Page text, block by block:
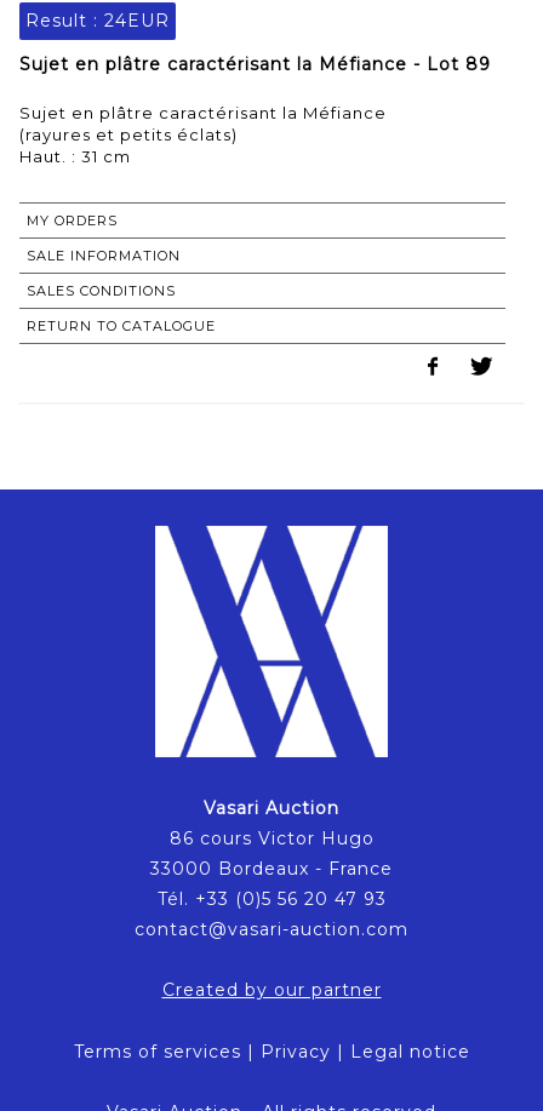
Result : 24EUR
Sujet en plâtre caractérisant la Méfiance - Lot 89
Sujet en plâtre caractérisant la Méfiance
(rayures et petits éclats)
Haut. : 31 cm
MY ORDERS
SALE INFORMATION
SALES CONDITIONS
RETURN TO CATALOGUE
Vasari Auction
86 cours Victor Hugo
33000 Bordeaux - France
Tél. +33 (0)5 56 20 47 93
contact@vasari-auction.com
Created by our partner
Terms of services | Privacy | Legal notice